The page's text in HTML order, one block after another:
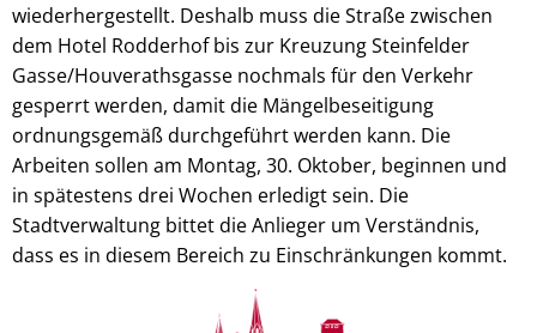
wiederhergestellt. Deshalb muss die Straße zwischen
dem Hotel Rodderhof bis zur Kreuzung Steinfelder
Gasse/Houverathsgasse nochmals für den Verkehr
gesperrt werden, damit die Mängelbeseitigung
ordnungsgemäß durchgeführt werden kann. Die
Arbeiten sollen am Montag, 30. Oktober, beginnen und
in spätestens drei Wochen erledigt sein. Die
Stadtverwaltung bittet die Anlieger um Verständnis,
dass es in diesem Bereich zu Einschränkungen kommt.